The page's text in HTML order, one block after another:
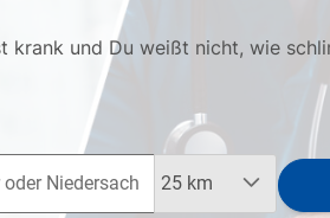
krank und Du weißt nicht, wie